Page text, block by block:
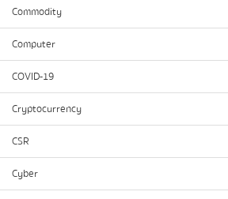
Commodity
Computer
COVID-19
Cryptocurrency
CSR
Cyber